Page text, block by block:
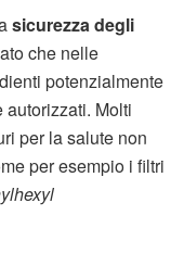
sicurezza degli
che nelle
potenzialmente
Molti
per la salute non
per esempio i filtri